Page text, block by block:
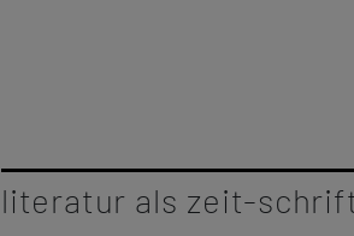
literatur als zeit-